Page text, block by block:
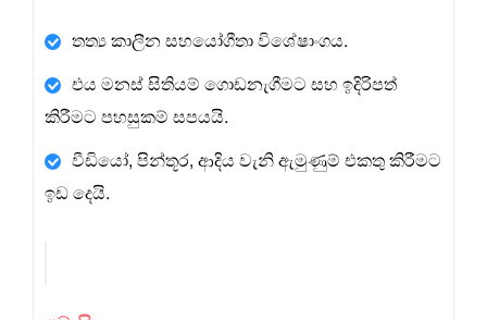
තත්‍ය කාලීන සහයෝගීතා විශේෂාංගය.
එය මනස් සිතියම් ගොඩනැගීමට සහ ඉදිරිපත්
කිරීමට පහසුකම් සපයයි.
වීඩියෝ, පින්තූර, ආදිය වැනි ඇමුණුම් එකතු කිරීමට
ඉඩ දෙයි.